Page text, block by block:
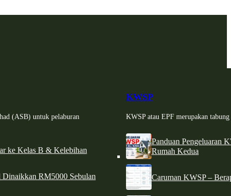
(ASB) untuk pelaburan
ke Kelas B & Kelebihan
RM5000 Sebulan
KWSP
KWSP atau EPF merupakan
Panduan Pengeluaran
Rumah Kedua
Caruman KWSP –